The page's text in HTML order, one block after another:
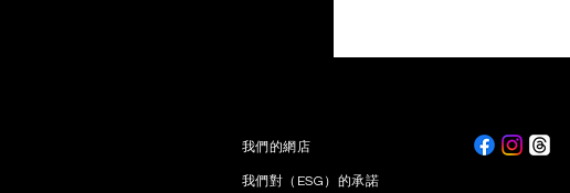
​我們的網店
我們對（ESG）的承諾